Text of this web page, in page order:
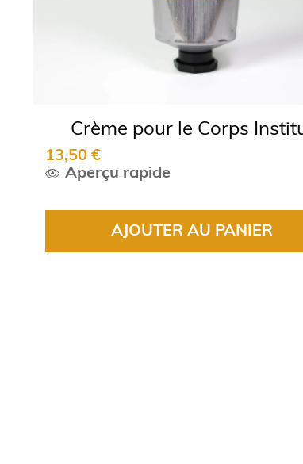
Crème pour le Corps
13,50 €
Aperçu rapide
AJOUTER AU PANIER